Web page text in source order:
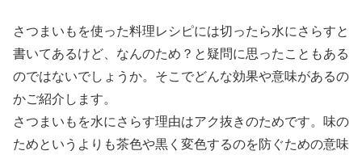
さつまいもを使った料理レシピには切ったら水にさらすと
書いてあるけど、なんのため？と疑問に思ったこともある
のではないでしょうか。そこでどんな効果や意味があるの
かご紹介します。
さつまいもを水にさらす理由はアク抜きのためです。味の
ためというよりも茶色や黒く変色するのを防ぐための意味